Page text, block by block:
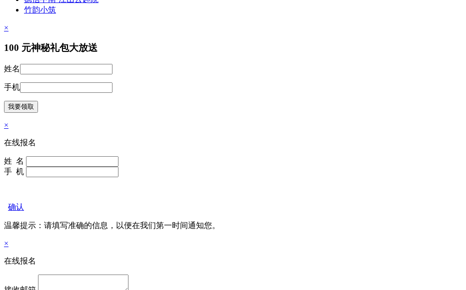
竹韵小筑
×
100 元神秘礼包大放送
姓名
手机
×
在线报名
姓 名
手 机
确认
温馨提示：请填写准确的信息，以便在我们第一时间通知您。
×
在线报名